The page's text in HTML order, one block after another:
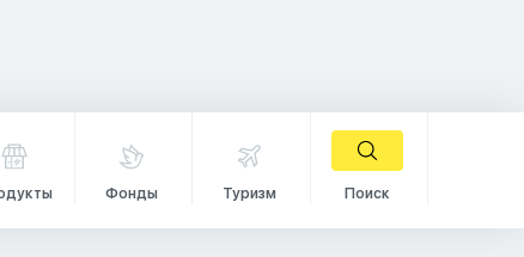
Фонды Туризм Поиск